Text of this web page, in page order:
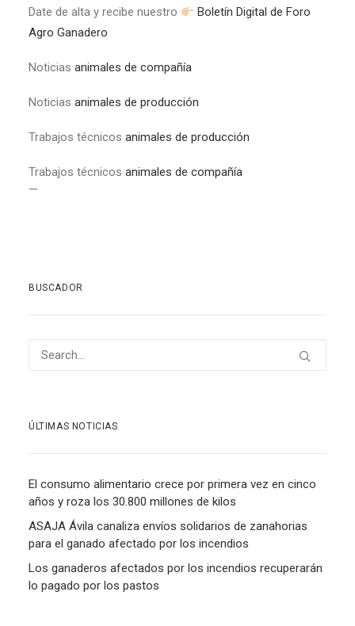
Date de alta y recibe nuestro
Boletín Digital de Foro
Agro Ganadero
Noticias animales de compañía
Noticias animales de producción
Trabajos técnicos animales de producción
Trabajos técnicos animales de compañía
—
BUSCADOR
ÚLTIMAS NOTICIAS
El consumo alimentario crece por primera vez en cinco
años y roza los 30.800 millones de kilos
ASAJA Ávila canaliza envíos solidarios de zanahorias
para el ganado afectado por los incendios
Los ganaderos afectados por los incendios recuperarán
lo pagado por los pastos